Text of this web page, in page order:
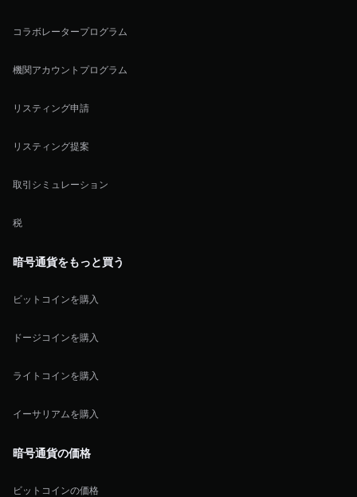
コラボレータープログラム
機関アカウントプログラム
リスティング申請
リスティング提案
取引シミュレーション
税
暗号通貨をもっと買う
ビットコインを購入
ドージコインを購入
ライトコインを購入
イーサリアムを購入
暗号通貨の価格
ビットコインの価格